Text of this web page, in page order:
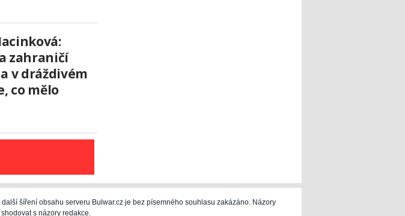
zahraničí
v dráždivém
co mělo
šíření obsahu serveru Bulwar.cz je bez písemného souhlasu zakázáno. Názory
s názory redakce.